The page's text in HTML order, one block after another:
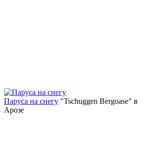
Паруса на снегу "Tschuggen Bergoase" в
Арозе